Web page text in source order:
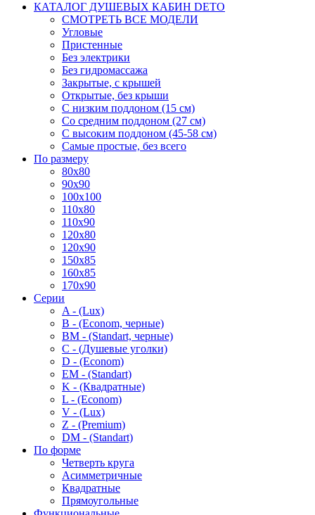
КАТАЛОГ ДУШЕВЫХ КАБИН DETO
СМОТРЕТЬ ВСЕ МОДЕЛИ
Угловые
Пристенные
Без электрики
Без гидромассажа
Закрытые, с крышей
Открытые, без крыши
С низким поддоном (15 см)
Со средним поддоном (27 см)
С высоким поддоном (45-58 см)
Самые простые, без всего
По размеру
80x80
90x90
100x100
110x80
110x90
120x80
120x90
150x85
160x85
170x90
Серии
A - (Lux)
B - (Econom, черные)
BM - (Standart, черные)
C - (Душевые уголки)
D - (Econom)
EM - (Standart)
K - (Квадратные)
L - (Econom)
V - (Lux)
Z - (Premium)
DM - (Standart)
По форме
Четверть круга
Асимметричные
Квадратные
Прямоугольные